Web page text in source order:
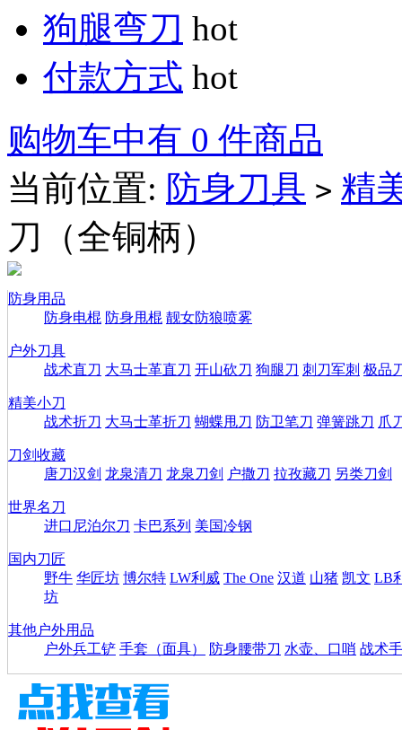
狗腿弯刀 hot
付款方式 hot
购物车中有 0 件商品
当前位置: 防身刀具 > 精
刀（全铜柄）
防身用品
防身电棍 防身甩棍 靓女防狼喷雾
户外刀具
战术直刀 大马士革直刀 开山砍刀 狗腿刀 刺刀军刺 极品
精美小刀
战术折刀 大马士革折刀 蝴蝶甩刀 防卫笔刀 弹簧跳刀 爪
刀剑收藏
唐刀汉剑 龙泉清刀 龙泉刀剑 户撒刀 拉孜藏刀 另类刀剑
世界名刀
进口尼泊尔刀 卡巴系列 美国冷钢
国内刀匠
野牛 华匠坊 博尔特 LW利威 The One 汉道 山猪 凯文 LB
坊
其他户外用品
户外兵工铲 手套（面具） 防身腰带刀 水壶、口哨 战术